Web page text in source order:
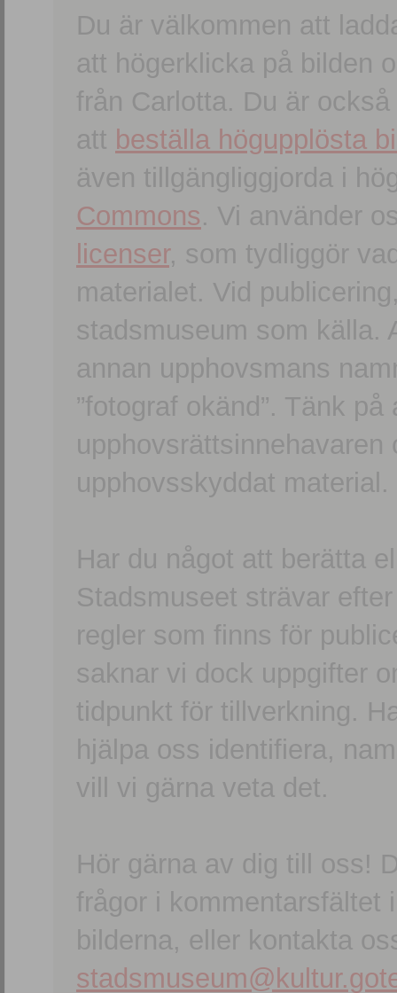
Du är välkommen att
att högerklicka på bilden
från Carlotta. Du är
att beställa högupplösta
även tillgängliggjorda i
Commons. Vi använder
licenser, som tydliggör
materialet. Vid
stadsmuseum som källa.
annan upphovsmans
”fotograf okänd”. Tänk
upphovsskyddat material.
Har du något att berätta
Stadsmuseet strävar
regler som finns för
saknar vi dock uppgifter
tidpunkt för tillverkning.
hjälpa oss identifiera,
vill vi gärna veta det.
Hör gärna av dig till oss!
frågor i kommentarsfältet
bilderna, eller kontakta